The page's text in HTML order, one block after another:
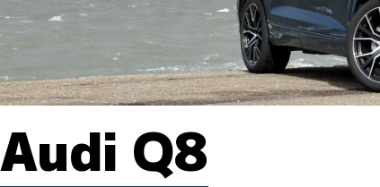
Audi Q8